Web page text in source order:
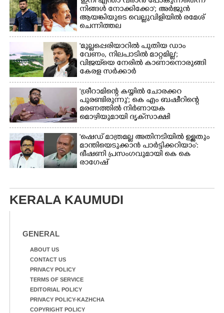
നിങ്ങൾ നോക്കിക്കോ'; അർജുൻ
ആയങ്കിയുടെ വെല്ലുവിളിയിൽ രമേശ്
ചെന്നിത്തല
'മുല്ലപ്പെരിയാറിൽ പുതിയ ഡാം
വേണം, നിലപാടിൽ മാറ്റമില്ല';
വിജയ്‌യെ നേരിൽ കാണാനൊരുങ്ങി
കേരള സർക്കാർ
'ശ്രീറാമിന്റെ കയ്യിൽ ചോരക്കറ
പുരണ്ടിരുന്നു'; കെ എം ബഷീറിന്റെ
മരണത്തിൽ നിർണായക
മൊഴിയുമായി ദൃക്‌സാക്ഷി
'ഷെഡ് മാത്രമല്ല അതിനടിയിൽ ഉള്ളതും
മാന്തിയെടുക്കാൻ പാർട്ടിക്കറിയാം':
ഭീഷണി പ്രസംഗവുമായി കെ കെ
രാഗേഷ്
KERALA KAUMUDI
GENERAL
ABOUT US
CONTACT US
PRIVACY POLICY
TERMS OF SERVICE
EDITORIAL POLICY
PRIVACY POLICY-KAZHCHA
COPYRIGHT POLICY